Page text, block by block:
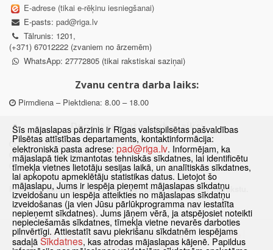
E-adrese (tikai e-rēķinu iesniegšanai)
E-pasts: pad@riga.lv
Tālrunis: 1201,
(+371) 67012222 (zvaniem no ārzemēm)
WhatsApp: 27772805 (tikai rakstiskai saziņai)
Zvanu centra darba laiks:
Pirmdiena – Piektdiena: 8.00 – 18.00
Departamenta darba laiks:
Pirmdiena, Ceturtdiena: 8.30 – 18.00
Otrdiena, Trešdiena: 8.30 – 17.00
Piektdiena: 8.30 – 15.00
Klātienes konsultācijas pieejamas tikai ar iepriekšēju pierakstu.
Sākums Jaunumi Biežāk uzdotie jautājumi
Lapas karte
Sīkdatnes
Kontakti
Šīs mājaslapas pārzinis ir Rīgas valstspilsētas pašvaldības
Pilsētas attīstības departaments, kontaktinformācija:
elektroniskā pasta adrese: pad@riga.lv. Informējam, ka
mājaslapā tiek izmantotas tehniskās sīkdatnes, lai identificētu
tīmekļa vietnes lietotāju sesijas laikā, un analītiskās sīkdatnes,
lai apkopotu apmeklētāju statistikas datus. Lietojot šo
mājaslapu, Jums ir iespēja pieņemt mājaslapas sīkdatņu
izveidošanu un iespēja atteikties no mājaslapas sīkdatņu
izveidošanas (ja vien Jūsu pārlūkprogramma nav iestatīta
nepieņemt sīkdatnes). Jums jāņem vērā, ja atspējosiet noteikti
nepieciešamās sīkdatnes, tīmekļa vietne nevarēs darboties
pilnvērtīgi. Attiestatīt savu piekrišanu sīkdatnēm iespējams
sadaļā Sīkdatnes, kas atrodas mājaslapas kājenē. Papildus